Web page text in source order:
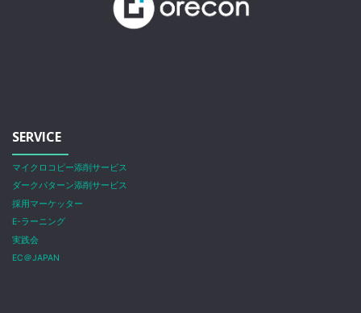
SERVICE
マイクロコピー添削サービス
ダークパターン添削サービス
採用マーケッター
E-ラーニング
実践会
EC＠JAPAN